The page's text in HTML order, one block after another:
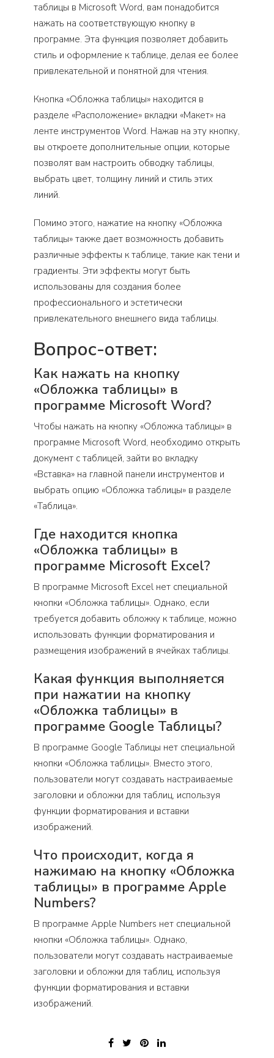
таблицы в Microsoft Word, вам понадобится
нажать на соответствующую кнопку в
программе. Эта функция позволяет добавить
стиль и оформление к таблице, делая ее более
привлекательной и понятной для чтения.
Кнопка «Обложка таблицы» находится в
разделе «Расположение» вкладки «Макет» на
ленте инструментов Word. Нажав на эту кнопку,
вы откроете дополнительные опции, которые
позволят вам настроить обводку таблицы,
выбрать цвет, толщину линий и стиль этих
линий.
Помимо этого, нажатие на кнопку «Обложка
таблицы» также дает возможность добавить
различные эффекты к таблице, такие как тени и
градиенты. Эти эффекты могут быть
использованы для создания более
профессионального и эстетически
привлекательного внешнего вида таблицы.
Вопрос-ответ:
Как нажать на кнопку
«Обложка таблицы» в
программе Microsoft Word?
Чтобы нажать на кнопку «Обложка таблицы» в
программе Microsoft Word, необходимо открыть
документ с таблицей, зайти во вкладку
«Вставка» на главной панели инструментов и
выбрать опцию «Обложка таблицы» в разделе
«Таблица».
Где находится кнопка
«Обложка таблицы» в
программе Microsoft Excel?
В программе Microsoft Excel нет специальной
кнопки «Обложка таблицы». Однако, если
требуется добавить обложку к таблице, можно
использовать функции форматирования и
размещения изображений в ячейках таблицы.
Какая функция выполняется
при нажатии на кнопку
«Обложка таблицы» в
программе Google Таблицы?
В программе Google Таблицы нет специальной
кнопки «Обложка таблицы». Вместо этого,
пользователи могут создавать настраиваемые
заголовки и обложки для таблиц, используя
функции форматирования и вставки
изображений.
Что происходит, когда я
нажимаю на кнопку «Обложка
таблицы» в программе Apple
Numbers?
В программе Apple Numbers нет специальной
кнопки «Обложка таблицы». Однако,
пользователи могут создавать настраиваемые
заголовки и обложки для таблиц, используя
функции форматирования и вставки
изображений.